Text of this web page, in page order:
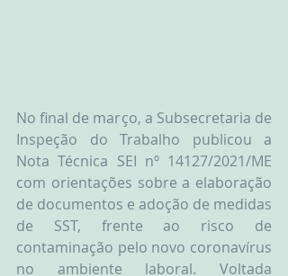
No final de março, a Subsecretaria de
Inspeção do Trabalho publicou a
Nota Técnica SEI nº 14127/2021/ME
com orientações sobre a elaboração
de documentos e adoção de medidas
de SST, frente ao risco de
contaminação pelo novo coronavírus
no ambiente laboral. Voltada